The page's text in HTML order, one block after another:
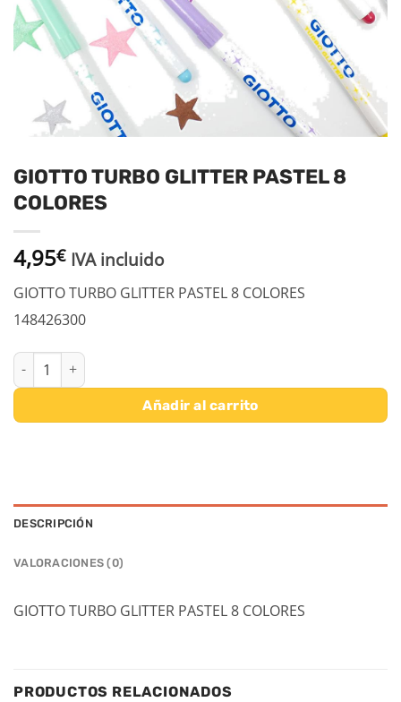
GIOTTO TURBO GLITTER PASTEL 8
COLORES
4,95€ IVA incluido
GIOTTO TURBO GLITTER PASTEL 8 COLORES
148426300
GIOTTO TURBO GLITTER PASTEL 8 COLORES cantidad
Añadir al carrito
DESCRIPCIÓN
VALORACIONES (0)
GIOTTO TURBO GLITTER PASTEL 8 COLORES
PRODUCTOS RELACIONADOS